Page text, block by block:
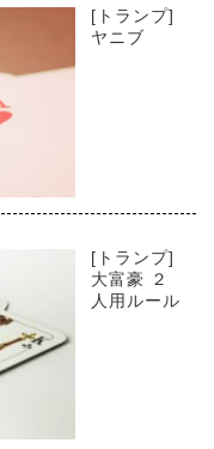
[トランプ]
ヤニブ
[トランプ]
大富豪 ２
人用ルール